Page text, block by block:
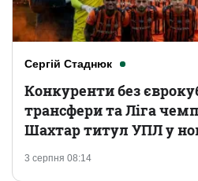
Сергій Стаднюк
3 серпня 08:14
Конкуренти без
трансфери та Ліга
Шахтар титул УПЛ у